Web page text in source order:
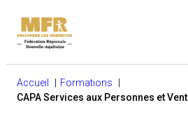
Accueil
Formations
CAPA Services aux Personnes et